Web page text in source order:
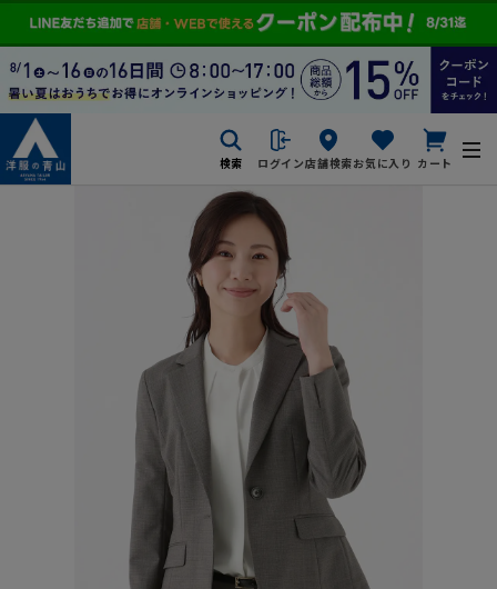
検索 ログイン店舗検索お気に入り カート